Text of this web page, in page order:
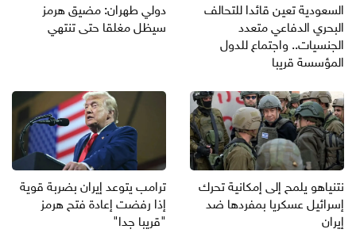
السعودية تعين قائدا للتحالف
البحري الدفاعي متعدد
الجنسيات.. واجتماع للدول
المؤسسة قريبا
دولي طهران: مضيق هرمز
سيظل مغلقا حتى تنتهي
نتنياهو يلمح إلى إمكانية تحرك
إسرائيل عسكريا بمفردها ضد
إيران
ترامب يتوعد إيران بضربة قوية
إذا رفضت إعادة فتح هرمز
"قريبا جدا"